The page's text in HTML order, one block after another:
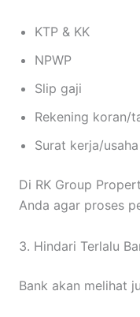
KTP & KK
NPWP
Slip gaji
Rekening koran/
Surat kerja/usaha
Di RK Group
Anda agar proses
3. Hindari Terlalu
Bank akan melihat